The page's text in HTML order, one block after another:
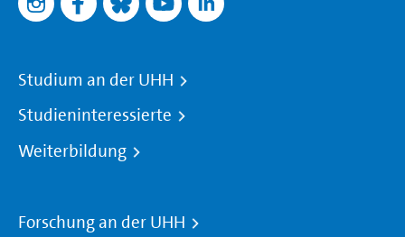
Studium an der UHH
Studieninteressierte
Weiterbildung
Forschung an der UHH